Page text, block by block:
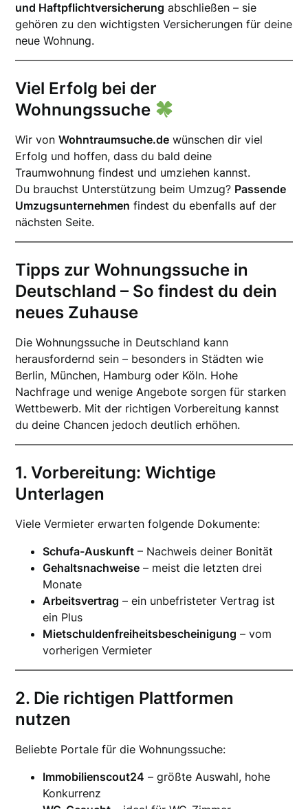
und Haftpflichtversicherung abschließen – sie
gehören zu den wichtigsten Versicherungen für deine
neue Wohnung.
Viel Erfolg bei der
Wohnungssuche
Wir vonWohntraumsuche.de wünschen dir viel
Erfolg und hoffen, dass du bald deine
Traumwohnung findest und umziehen kannst.
Du brauchst Unterstützung beim Umzug? Passende
Umzugsunternehmen findest du ebenfalls auf der
nächsten Seite.
Tipps zur Wohnungssuche in
Deutschland – So findest du dein
neues Zuhause
Die Wohnungssuche in Deutschland kann
herausfordernd sein – besonders in Städten wie
Berlin, München, Hamburg oder Köln. Hohe
Nachfrage und wenige Angebote sorgen für starken
Wettbewerb. Mit der richtigen Vorbereitung kannst
du deine Chancen jedoch deutlich erhöhen.
1. Vorbereitung: Wichtige
Unterlagen
Viele Vermieter erwarten folgende Dokumente:
Schufa-Auskunft – Nachweis deiner Bonität
Gehaltsnachweise – meist die letzten drei
Monate
Arbeitsvertrag – ein unbefristeter Vertrag ist
ein Plus
Mietschuldenfreiheitsbescheinigung – vom
vorherigen Vermieter
2. Die richtigen Plattformen
nutzen
Beliebte Portale für die Wohnungssuche:
Immobilienscout24 – größte Auswahl, hohe
Konkurrenz